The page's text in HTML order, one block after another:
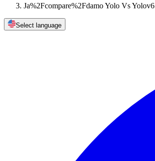
Ja%2Fcompare%2Fdamo Yolo Vs Yolov6
Select language